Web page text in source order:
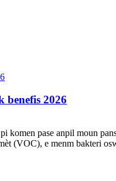
benefis 2026
pase anpil moun
(VOC), e menm bakteri